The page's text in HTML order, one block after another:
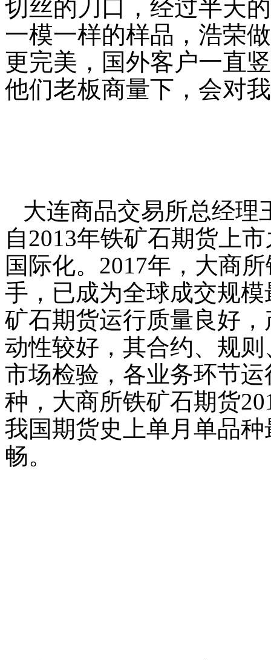
切丝的刀口，经过半天
一模一样的样品，浩荣
更完美，国外客户一直
他们老板商量下，会对
大连商品交易所总经理
自2013年铁矿石期货上
国际化。2017年，大商
手，已成为全球成交规
矿石期货运行质量良好
动性较好，其合约、规
市场检验，各业务环节
种，大商所铁矿石期货
我国期货史上单月单品
畅。